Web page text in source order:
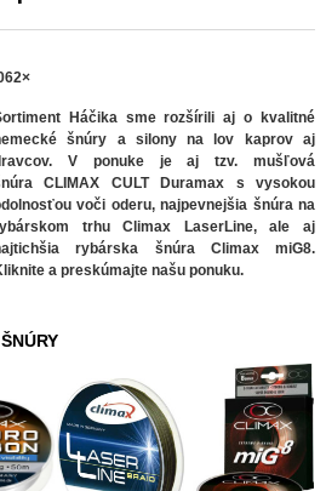
Háčika sme rozšírili aj o kvalitné
šnúry a silony na lov kaprov aj
V ponuke je aj tzv. mušľová
CLIMAX CULT Duramax s vysokou
voči oderu, najpevnejšia šnúra na
trhu Climax LaserLine, ale aj
rybárska šnúra Climax miG8.
a preskúmajte našu ponuku.